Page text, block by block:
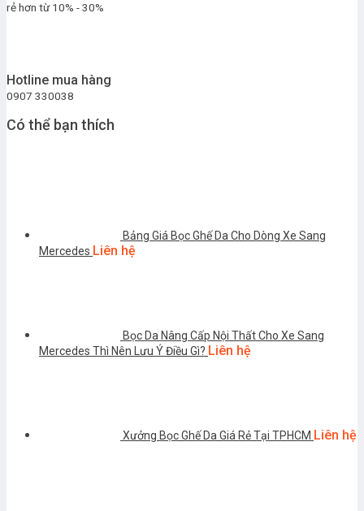
rẻ hơn từ 10% - 30%
Hotline mua hàng
0907 330038
Có thể bạn thích
Bảng Giá Bọc Ghế Da Cho Dòng Xe Sang
Mercedes Liên hệ
Bọc Da Nâng Cấp Nội Thất Cho Xe Sang
Mercedes Thì Nên Lưu Ý Điều Gì? Liên hệ
Xưởng Bọc Ghế Da Giá Rẻ Tại TPHCM Liên hệ